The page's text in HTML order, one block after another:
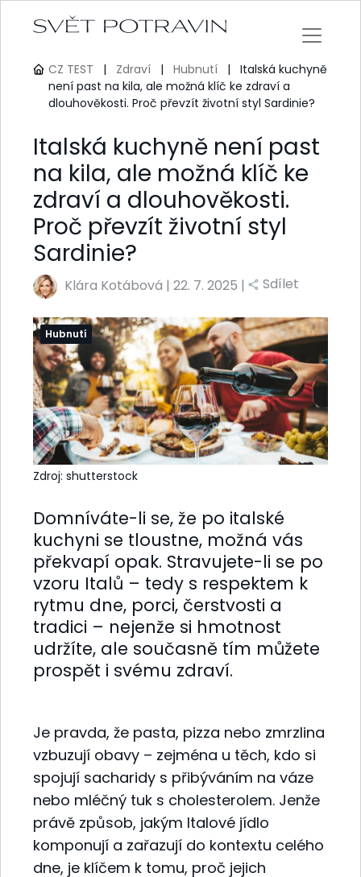
CZ TEST | Zdraví | Hubnutí |
Italská kuchyně
není past na kila, ale možná klíč ke zdraví a
dlouhověkosti. Proč převzít životní styl Sardinie?
Italská kuchyně není past
na kila, ale možná klíč ke
zdraví a dlouhověkosti.
Proč převzít životní styl
Sardinie?
Klára Kotábová | 22. 7. 2025 | Sdílet
Hubnutí
Zdroj: shutterstock
Domníváte-li se, že po italské
kuchyni se tloustne, možná vás
překvapí opak. Stravujete-li se po
vzoru Italů – tedy s respektem k
rytmu dne, porci, čerstvosti a
tradici – nejenže si hmotnost
udržíte, ale současně tím můžete
prospět i svému zdraví.
Je pravda, že pasta, pizza nebo zmrzlina
vzbuzují obavy – zejména u těch, kdo si
spojují sacharidy s přibýváním na váze
nebo mléčný tuk s cholesterolem. Jenže
právě způsob, jakým Italové jídlo
komponují a zařazují do kontextu celého
dne, je klíčem k tomu, proč jejich